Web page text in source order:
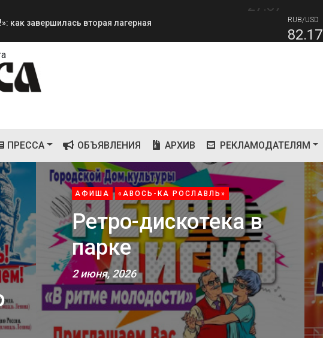
как завершилась вторая лагерная
RUB/USD
82.17
ПРЕССА ОБЪЯВЛЕНИЯ АРХИВ РЕКЛАМОДАТЕЛЯМ
АФИША «АВОСЬ-КА РОСЛАВЛЬ»
Ретро-дискотека в
парке
2 июня, 2026